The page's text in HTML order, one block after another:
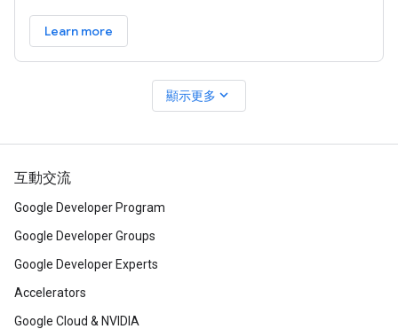
Places API 的精確度，即可放心地驗證分析結果。這項功能特
別適合用於選址、競爭對手分析和市場研究，因為在這些情況
下，資料的準確度至關重要。 這個模式的核心包含四個主要步
Learn more
顯示更多 expand_more
互動交流
Google Developer Program
Google Developer Groups
Google Developer Experts
Accelerators
Google Cloud & NVIDIA